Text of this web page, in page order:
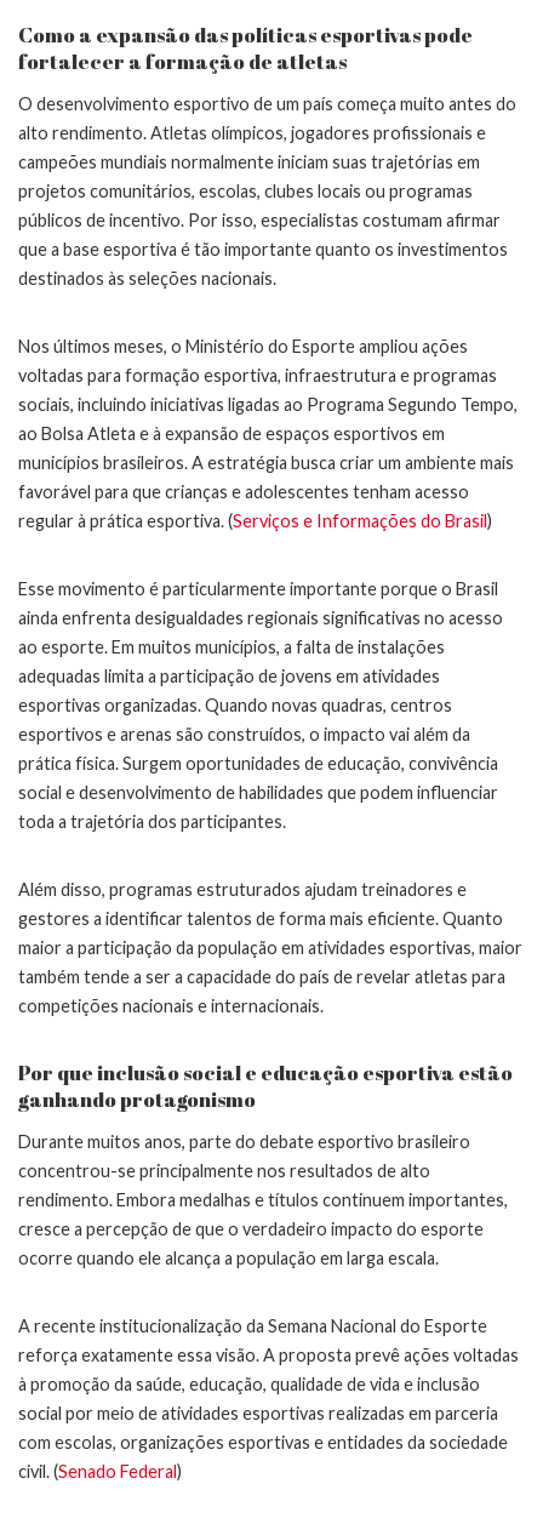
Como a expansão das políticas esportivas pode
fortalecer a formação de atletas
O desenvolvimento esportivo de um país começa muito antes do
alto rendimento. Atletas olímpicos, jogadores profissionais e
campeões mundiais normalmente iniciam suas trajetórias em
projetos comunitários, escolas, clubes locais ou programas
públicos de incentivo. Por isso, especialistas costumam afirmar
que a base esportiva é tão importante quanto os investimentos
destinados às seleções nacionais.
Nos últimos meses, o Ministério do Esporte ampliou ações
voltadas para formação esportiva, infraestrutura e programas
sociais, incluindo iniciativas ligadas ao Programa Segundo Tempo,
ao Bolsa Atleta e à expansão de espaços esportivos em
municípios brasileiros. A estratégia busca criar um ambiente mais
favorável para que crianças e adolescentes tenham acesso
regular à prática esportiva. (Serviços e Informações do Brasil)
Esse movimento é particularmente importante porque o Brasil
ainda enfrenta desigualdades regionais significativas no acesso
ao esporte. Em muitos municípios, a falta de instalações
adequadas limita a participação de jovens em atividades
esportivas organizadas. Quando novas quadras, centros
esportivos e arenas são construídos, o impacto vai além da
prática física. Surgem oportunidades de educação, convivência
social e desenvolvimento de habilidades que podem influenciar
toda a trajetória dos participantes.
Além disso, programas estruturados ajudam treinadores e
gestores a identificar talentos de forma mais eficiente. Quanto
maior a participação da população em atividades esportivas, maior
também tende a ser a capacidade do país de revelar atletas para
competições nacionais e internacionais.
Por que inclusão social e educação esportiva estão
ganhando protagonismo
Durante muitos anos, parte do debate esportivo brasileiro
concentrou-se principalmente nos resultados de alto
rendimento. Embora medalhas e títulos continuem importantes,
cresce a percepção de que o verdadeiro impacto do esporte
ocorre quando ele alcança a população em larga escala.
A recente institucionalização da Semana Nacional do Esporte
reforça exatamente essa visão. A proposta prevê ações voltadas
à promoção da saúde, educação, qualidade de vida e inclusão
social por meio de atividades esportivas realizadas em parceria
com escolas, organizações esportivas e entidades da sociedade
civil. (Senado Federal)